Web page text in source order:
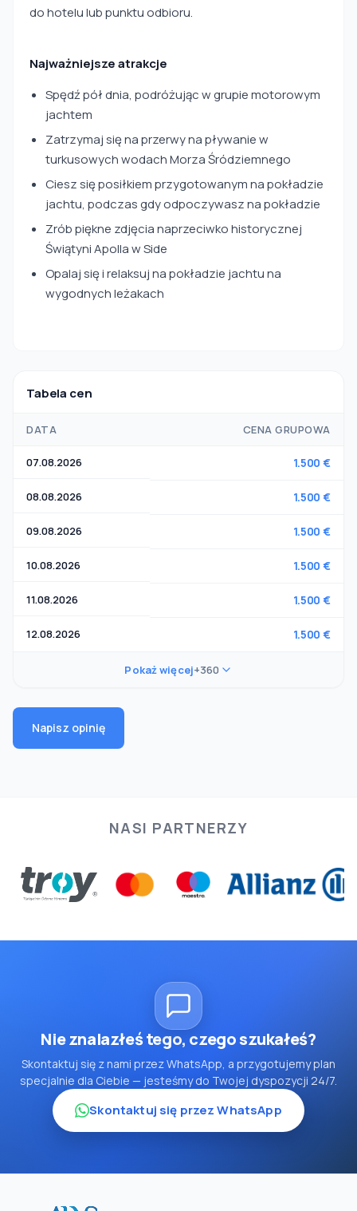
do hotelu lub punktu odbioru.
Najważniejsze atrakcje
Spędź pół dnia, podróżując w grupie motorowym
jachtem
Zatrzymaj się na przerwy na pływanie w
turkusowych wodach Morza Śródziemnego
Ciesz się posiłkiem przygotowanym na pokładzie
jachtu, podczas gdy odpoczywasz na pokładzie
Zrób piękne zdjęcia naprzeciwko historycznej
Świątyni Apolla w Side
Opalaj się i relaksuj na pokładzie jachtu na
wygodnych leżakach
Tabela cen
DATA CENA GRUPOWA
07.08.2026 1.500 €
08.08.2026 1.500 €
09.08.2026 1.500 €
10.08.2026 1.500 €
11.08.2026 1.500 €
12.08.2026 1.500 €
Pokaż więcej+360
Napisz opinię
NASI PARTNERZY
Nie znalazłeś tego, czego szukałeś?
Skontaktuj się z nami przez WhatsApp, a przygotujemy plan
specjalnie dla Ciebie — jesteśmy do Twojej dyspozycji 24/7.
Skontaktuj się przez WhatsApp